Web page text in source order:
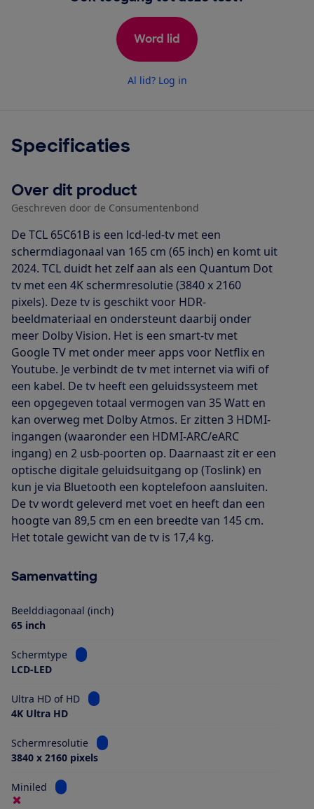
Word lid
Al lid? Log in
Specificaties
Over dit product
Geschreven door de Consumentenbond
De TCL 65C61B is een lcd-led-tv met een
schermdiagonaal van 165 cm (65 inch) en komt uit
2024. TCL duidt het zelf aan als een Quantum Dot
tv met een 4K schermresolutie (3840 x 2160
pixels). Deze tv is geschikt voor HDR-
beeldmateriaal en ondersteunt daarbij onder
meer Dolby Vision. Het is een smart-tv met
Google TV met onder meer apps voor Netflix en
Youtube. Je verbindt de tv met internet via wifi of
een kabel. De tv heeft een geluidssysteem met
een opgegeven totaal vermogen van 35 Watt en
kan overweg met Dolby Atmos. Er zitten 3 HDMI-
ingangen (waaronder een HDMI-ARC/eARC
ingang) en 2 usb-poorten op. Daarnaast zit er een
optische digitale geluidsuitgang op (Toslink) en
kun je via Bluetooth een koptelefoon aansluiten.
De tv wordt geleverd met voet en heeft dan een
hoogte van 89,5 cm en een breedte van 145 cm.
Het totale gewicht van de tv is 17,4 kg.
Samenvatting
Beelddiagonaal (inch)
65 inch
Schermtype
Bekijk informatie voor Schermtype
LCD-LED
Ultra HD of HD
Bekijk informatie voor Ultra HD of HD
4K Ultra HD
Schermresolutie
Bekijk informatie voor Schermresolutie
3840 x 2160 pixels
Miniled Bekijk informatie voor Miniled